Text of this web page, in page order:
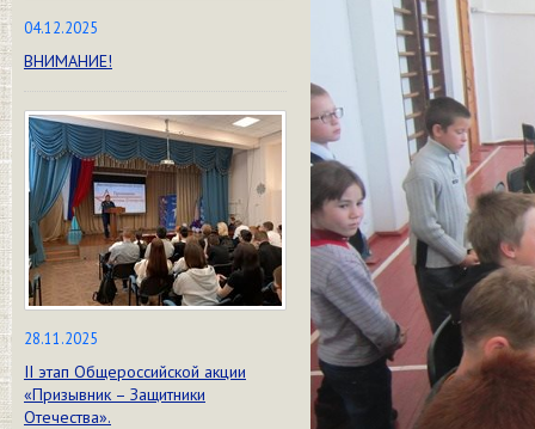
04.12.2025
ВНИМАНИЕ!
28.11.2025
II этап Общероссийской акции
«Призывник – Защитники
Отечества».